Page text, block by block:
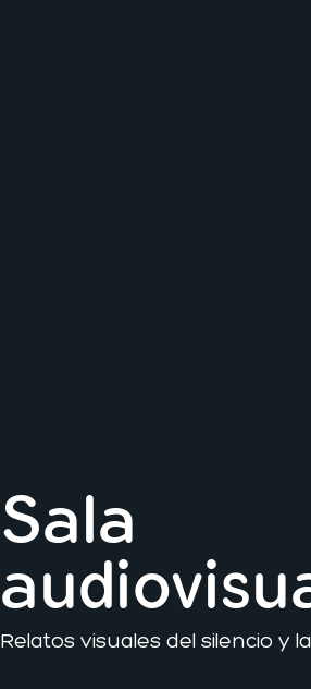
Sala
Relatos visuales del silencio y